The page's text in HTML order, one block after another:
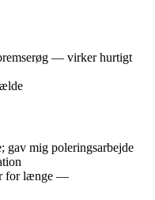
— virker hurtigt
gav mig poleringsarbejde
for længe —